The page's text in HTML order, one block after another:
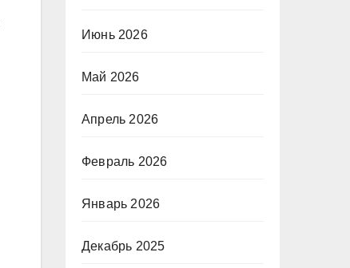
Июнь 2026
Май 2026
Апрель 2026
Февраль 2026
Январь 2026
Декабрь 2025